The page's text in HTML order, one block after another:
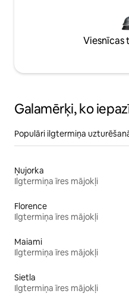
Viesnīcas
Galamērķi, ko
Populāri ilgtermiņa
Ņujorka
Ilgtermiņa īres mājokļi
Florence
Ilgtermiņa īres mājokļi
Maiami
Ilgtermiņa īres mājokļi
Sietla
Ilgtermiņa īres mājokļi